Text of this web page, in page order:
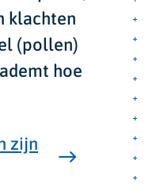
klachten
(pollen)
hoe
zijn